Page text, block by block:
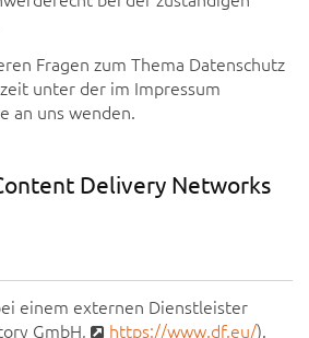
Fragen zum Thema Datenschutz
unter der im Impressum
an uns wenden.
Delivery Networks
einem externen Dienstleister
GmbH,
https://www.df.eu/).